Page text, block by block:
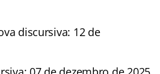
discursiva: 12 de